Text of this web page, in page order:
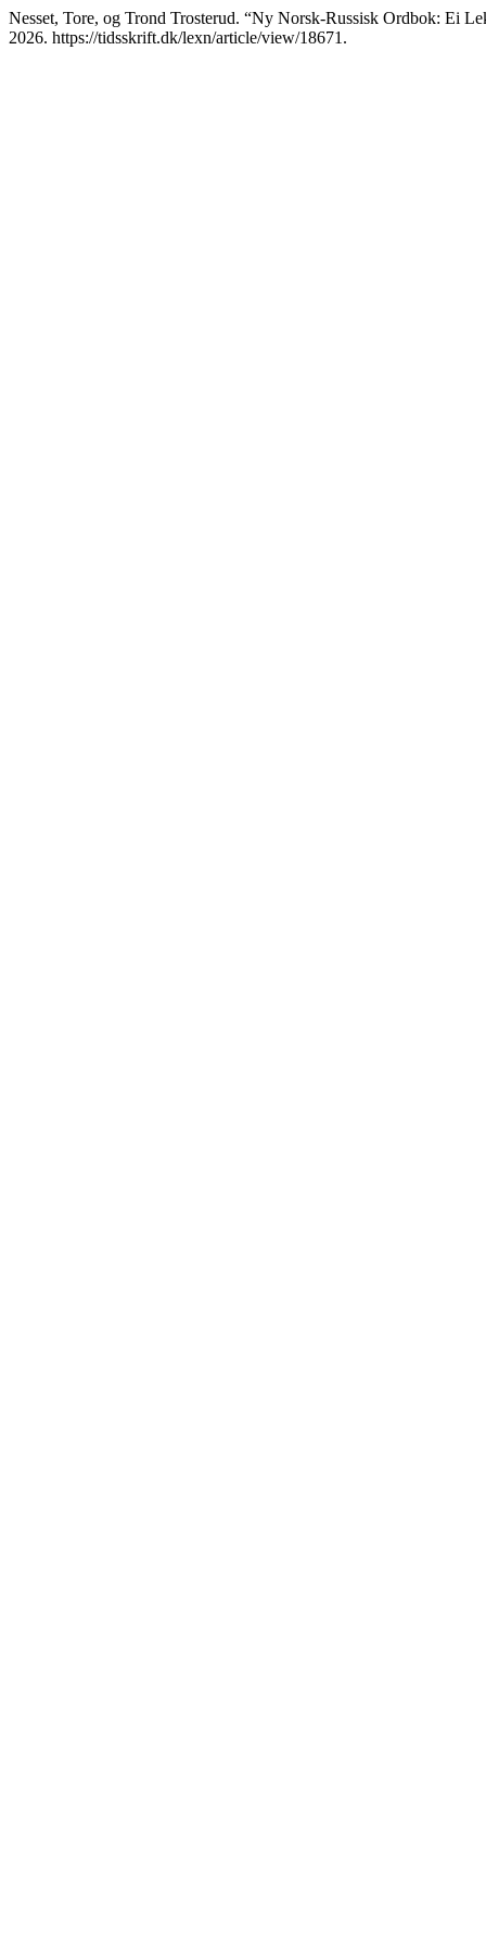
Nesset, Tore, og Trond Trosterud. “Ny Norsk-Russisk Ordbok: Ei
2026. https://tidsskrift.dk/lexn/article/view/18671.